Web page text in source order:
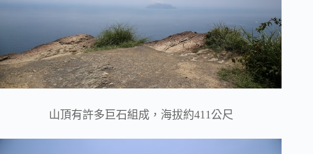
山頂有許多巨石組成，海拔約411公尺